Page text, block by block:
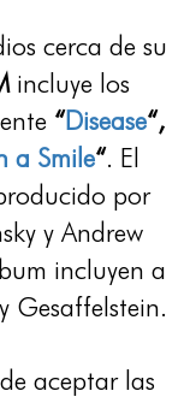
cerca de su
incluye los
“Disease“,
a Smile“. El
por
y Andrew
incluyen a
Gesaffelstein.
aceptar las